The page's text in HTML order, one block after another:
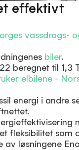
effektivt
vassdrags-
biler.
beregnet til 1,3
elbilene -
energi i andre
fleksibilitet som
av løsningene